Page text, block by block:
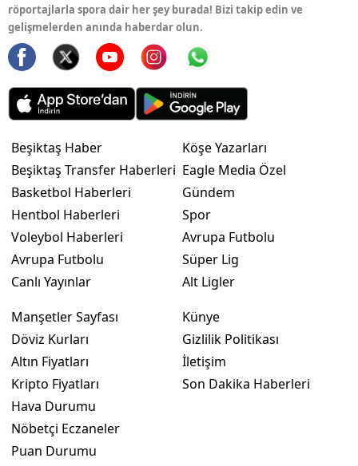
röportajlarla spora dair her şey burada! Bizi takip edin ve
gelişmelerden anında haberdar olun.
Beşiktaş Haber
Beşiktaş Transfer Haberleri
Basketbol Haberleri
Hentbol Haberleri
Voleybol Haberleri
Avrupa Futbolu
Canlı Yayınlar
Köşe Yazarları
Eagle Media Özel
Gündem
Spor
Avrupa Futbolu
Süper Lig
Alt Ligler
Manşetler Sayfası
Döviz Kurları
Altın Fiyatları
Kripto Fiyatları
Hava Durumu
Nöbetçi Eczaneler
Puan Durumu
Künye
Gizlilik Politikası
İletişim
Son Dakika Haberleri